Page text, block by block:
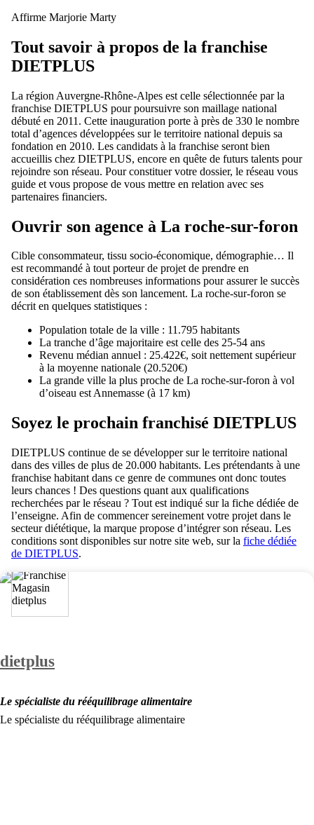
Affirme Marjorie Marty
Tout savoir à propos de la franchise
DIETPLUS
La région Auvergne-Rhône-Alpes est celle sélectionnée par la
franchise DIETPLUS pour poursuivre son maillage national
débuté en 2011. Cette inauguration porte à près de 330 le nombre
total d’agences développées sur le territoire national depuis sa
fondation en 2010. Les candidats à la franchise seront bien
accueillis chez DIETPLUS, encore en quête de futurs talents pour
rejoindre son réseau. Pour constituer votre dossier, le réseau vous
guide et vous propose de vous mettre en relation avec ses
partenaires financiers.
Ouvrir son agence à La roche-sur-foron
Cible consommateur, tissu socio-économique, démographie… Il
est recommandé à tout porteur de projet de prendre en
considération ces nombreuses informations pour assurer le succès
de son établissement dès son lancement. La roche-sur-foron se
décrit en quelques statistiques :
Population totale de la ville : 11.795 habitants
La tranche d’âge majoritaire est celle des 25-54 ans
Revenu médian annuel : 25.422€, soit nettement supérieur
à la moyenne nationale (20.520€)
La grande ville la plus proche de La roche-sur-foron à vol
d’oiseau est Annemasse (à 17 km)
Soyez le prochain franchisé DIETPLUS
DIETPLUS continue de se développer sur le territoire national
dans des villes de plus de 20.000 habitants. Les prétendants à une
franchise habitant dans ce genre de communes ont donc toutes
leurs chances ! Des questions quant aux qualifications
recherchées par le réseau ? Tout est indiqué sur la fiche dédiée de
l’enseigne. Afin de commencer sereinement votre projet dans le
secteur diététique, la marque propose d’intégrer son réseau. Les
conditions sont disponibles sur notre site web, sur la fiche dédiée
de DIETPLUS.
dietplus
Le spécialiste du rééquilibrage alimentaire
Le spécialiste du rééquilibrage alimentaire